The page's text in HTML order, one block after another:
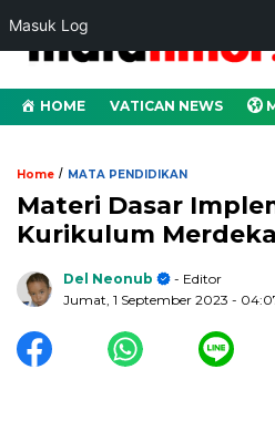
Masuk Log
HOME VATICAN NEWS
Home / MATA PENDIDIKAN
Materi Dasar
Kurikulum Merdeka
Del Neonub
- Editor
Jumat, 1 September 2023 -